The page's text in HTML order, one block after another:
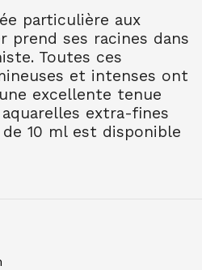
€ TTC
EXTRA FINE TUBE 10 ML
211
€ TTC
EXTRA FINE TUBE 10 ML
NAT 213
7.89 € TTC
particulière aux
prend ses racines dans
Toutes ces
et intenses ont
excellente tenue
extra-fines
10 ml est disponible